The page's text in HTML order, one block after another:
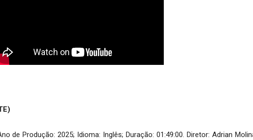
de Produção: 2025; Idioma: Inglês; Duração: 01:49:00. Diretor: Adrian